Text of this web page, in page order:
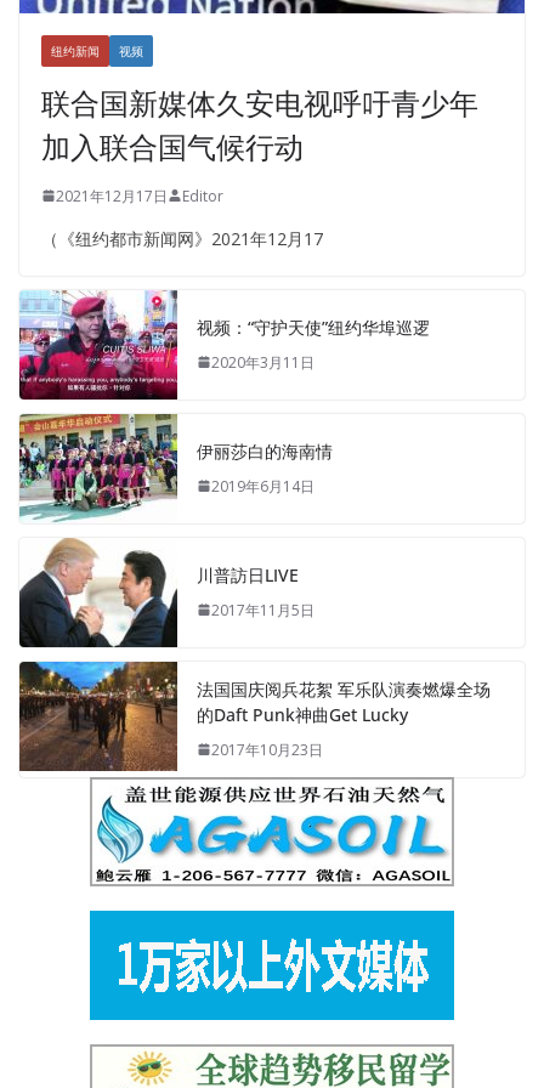
纽约新闻 视频
联合国新媒体久安电视呼吁青少年
加入联合国气候行动
2021年12月17日 Editor
（《纽约都市新闻网》2021年12月17
视频：“守护天使”纽约华埠巡逻
2020年3月11日
伊丽莎白的海南情
2019年6月14日
川普訪日LIVE
2017年11月5日
法国国庆阅兵花絮 军乐队演奏燃爆全场
的Daft Punk神曲Get Lucky
2017年10月23日